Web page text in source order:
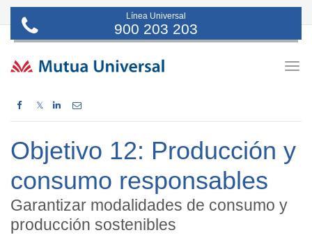
Línea Universal
900 203 203
𝕏
Objetivo 12: Producción y
consumo responsables
Garantizar modalidades de consumo y
producción sostenibles